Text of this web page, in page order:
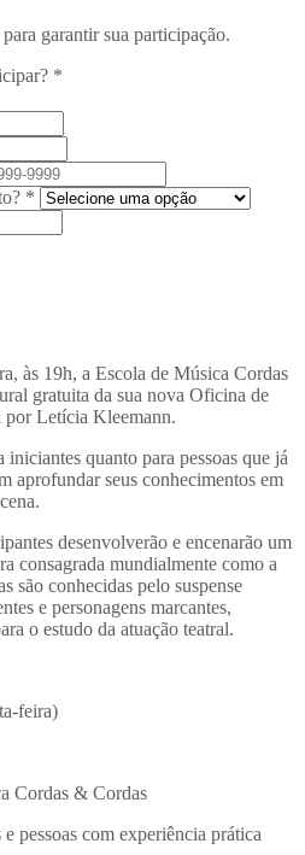
garantir sua participação.
*
*
às 19h, a Escola de Música Cordas
gratuita da sua nova Oficina de
por Letícia Kleemann.
quanto para pessoas que já
aprofundar seus conhecimentos em
desenvolverão e encenarão um
consagrada mundialmente como a
são conhecidas pelo suspense
e personagens marcantes,
o estudo da atuação teatral.
feira)
Cordas & Cordas
pessoas com experiência prática